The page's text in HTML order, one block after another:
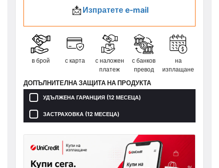
📩 Изпратете e-mail
в брой с карта
с наложен
платеж
с банков
превод
на
изплащане
ДОПЪЛНИТЕЛНА ЗАЩИТА НА ПРОДУКТА
УДЪЛЖЕНА ГАРАНЦИЯ (12 МЕСЕЦА)
ЗАСТРАХОВКА (12 МЕСЕЦА)